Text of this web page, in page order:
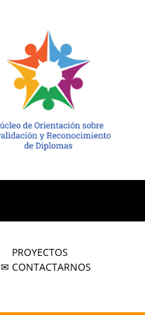
PROYECTOS
✉ CONTACTARNOS